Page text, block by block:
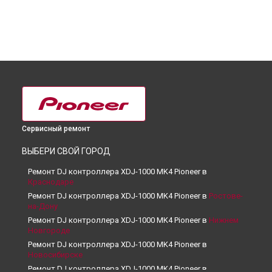
Сервисный ремонт
ВЫБЕРИ СВОЙ ГОРОД
Ремонт DJ контроллера XDJ-1000 MK4 Pioneer в
Краснодаре
Ремонт DJ контроллера XDJ-1000 MK4 Pioneer в Ростове-
на-Дону
Ремонт DJ контроллера XDJ-1000 MK4 Pioneer в Нижнем
Новгороде
Ремонт DJ контроллера XDJ-1000 MK4 Pioneer в
Новосибирске
Ремонт DJ контроллера XDJ-1000 MK4 Pioneer в